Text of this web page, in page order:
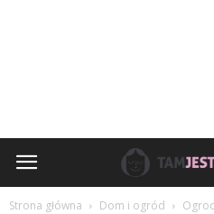
TamJestFajnie.pl
Strona główna Dom i ogród